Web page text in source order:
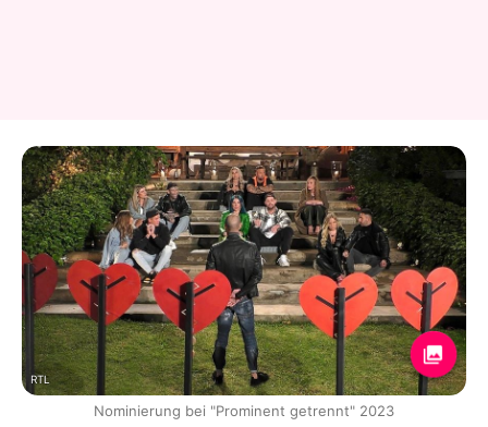
RTL
Nominierung bei "Prominent getrennt" 2023